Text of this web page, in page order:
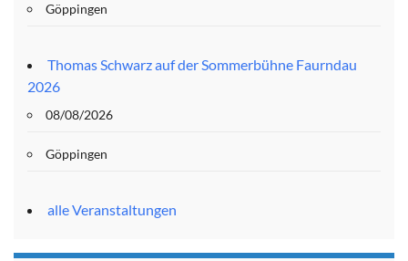
Göppingen
Thomas Schwarz auf der Sommerbühne Faurndau
2026
08/08/2026
Göppingen
alle Veranstaltungen